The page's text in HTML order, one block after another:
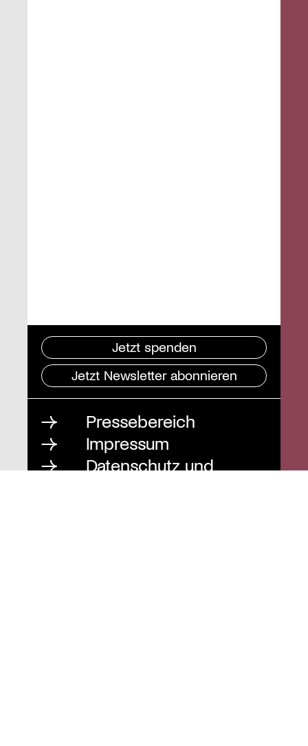
Jetzt spenden
Jetzt Newsletter abonnieren
Pressebereich
Impressum
Datenschutz und